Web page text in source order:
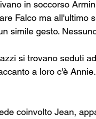
in soccorso
Falco ma all'ultimo
simile gesto.
si trovano seduti
a loro c'è
coinvolto Jean,